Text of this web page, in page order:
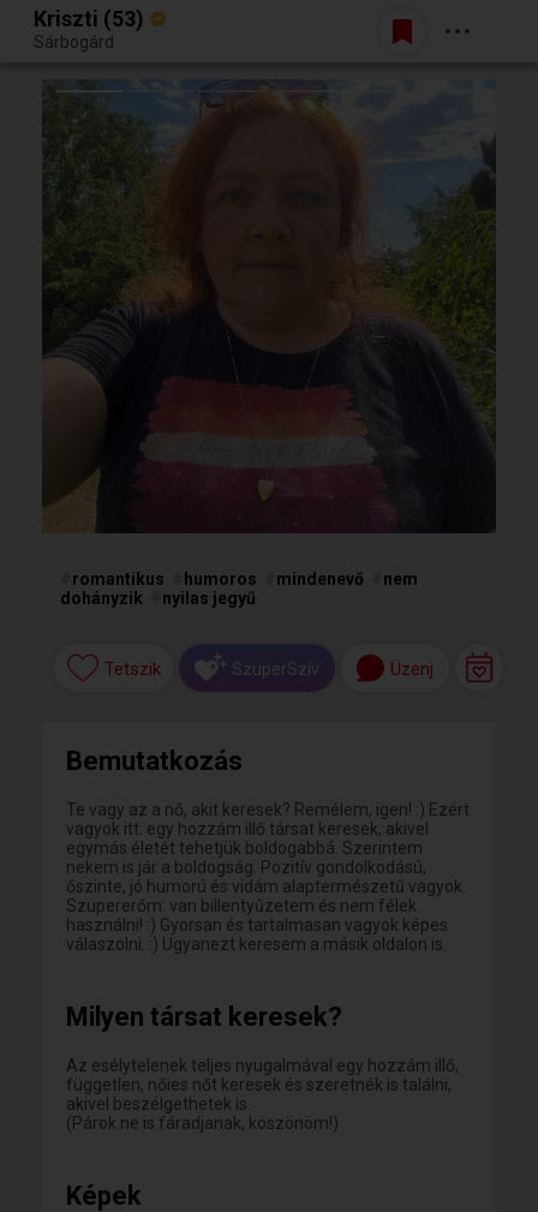
Egy jó randiból bármi lehet.
Belépés
Kriszti (53)
Sárbogárd
romantikus humoros mindenevő
nem
dohányzik
nyilas jegyű
Tetszik SzuperSzív Üzenj
Bemutatkozás
Te vagy az a nő, akit keresek? Remélem, igen! :) Ezért
vagyok itt: egy hozzám illő társat keresek, akivel
egymás életét tehetjük boldogabbá. Szerintem
nekem is jár a boldogság. Pozitív gondolkodású,
őszinte, jó humorú és vidám alaptermészetű vagyok.
Szupererőm: van billentyűzetem és nem félek
használni! :) Gyorsan és tartalmasan vagyok képes
válaszolni. :) Ugyanezt keresem a másik oldalon is.
Milyen társat keresek?
Az esélytelenek teljes nyugalmával egy hozzám illő,
független, nőies nőt keresek és szeretnék is találni,
akivel beszélgethetek is.
(Párok ne is fáradjanak, köszönöm!)
Képek